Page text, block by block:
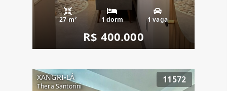
27 m² 1 dorm 1 vaga
R$ 400.000
XANGRI-LÁ
Thera Santorini
11572